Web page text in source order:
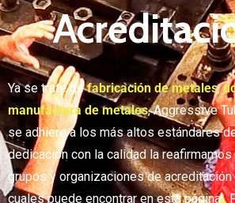
Ya se trate defabricación de metales,
manufactura de metales, Aggressive
se adhiere a los más altos estándares
dedicación con la calidad la
grupos y organizaciones de
cuales puede encontrar en esta página.